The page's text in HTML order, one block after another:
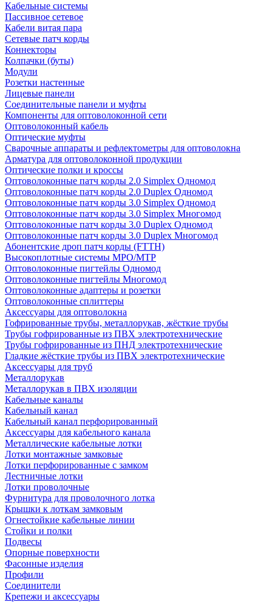
Кабельные системы
Пассивное сетевое
Кабели витая пара
Сетевые патч корды
Коннекторы
Колпачки (буты)
Модули
Розетки настенные
Лицевые панели
Соединительные панели и муфты
Компоненты для оптоволоконной сети
Оптоволоконный кабель
Оптические муфты
Сварочные аппараты и рефлектометры для оптоволокна
Арматура для оптоволоконной продукции
Оптические полки и кроссы
Оптоволоконные патч корды 2.0 Simplex Одномод
Оптоволоконные патч корды 2.0 Duplex Одномод
Оптоволоконные патч корды 3.0 Simplex Одномод
Оптоволоконные патч корды 3.0 Simplex Многомод
Оптоволоконные патч корды 3.0 Duplex Одномод
Оптоволоконные патч корды 3.0 Duplex Многомод
Абонентские дроп патч корды (FTTH)
Высокоплотные системы MPO/MTP
Оптоволоконные пигтейлы Одномод
Оптоволоконные пигтейлы Многомод
Оптоволоконные адаптеры и розетки
Оптоволоконные сплиттеры
Аксессуары для оптоволокна
Гофрированные трубы, металлорукав, жёсткие трубы
Трубы гофрированные из ПВХ электротехнические
Трубы гофрированные из ПНД электротехнические
Гладкие жёсткие трубы из ПВХ электротехнические
Аксессуары для труб
Металлорукав
Металлорукав в ПВХ изоляции
Кабельные каналы
Кабельный канал
Кабельный канал перфорированный
Аксессуары для кабельного канала
Металлические кабельные лотки
Лотки монтажные замковые
Лотки перфорированные с замком
Лестничные лотки
Лотки проволочные
Фурнитура для проволочного лотка
Крышки к лоткам замковым
Огнестойкие кабельные линии
Стойки и полки
Подвесы
Опорные поверхности
Фасонные изделия
Профили
Соединители
Крепежи и аксессуары